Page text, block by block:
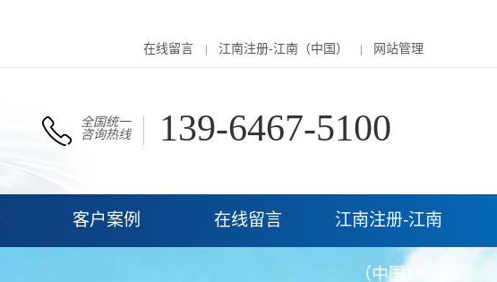
在线留言 江南注册-江南（中国） 网站管理
全国统一
咨询热线
139-6467-5100
客户案例 在线留言 江南注册-江南
（中国）